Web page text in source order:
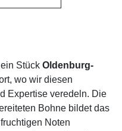
Stück Oldenburg-
wo wir diesen
Expertise veredeln. Die
Bohne bildet das
Noten